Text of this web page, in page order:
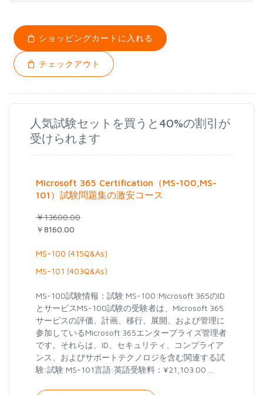
ショッピングカートに入れる
チェックアウト
人気試験セットを買うと40%の割引が
受けられます
Microsoft 365 Certification（MS-100,MS-
101）試験問題集の激安コース
￥13600.00
￥8160.00
MS-100 (415Q&As)
MS-101 (403Q&As)
MS-100試験情報：試験 MS-100:Microsoft 365のID
とサービスMS-100試験の受験者は、Microsoft 365
サービスの評価、計画、移行、展開、および管理に
参加しているMicrosoft 365エンタープライズ管理者
です。それらは、ID、セキュリティ、コンプライア
ンス、およびサポートテクノロジを含む関連する試
験:試験 MS-101言語:英語受験料：¥21,103.00 ...